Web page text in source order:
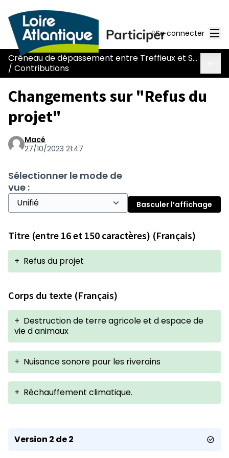
Se connecter
Créneau de dépassement entre Treffieux et Saint-Vincent-des-Landes
/ Contributions
Changements sur "Refus du
projet"
Macé
27/10/2023 21:47
Sélectionner le mode de
vue :
Basculer l’affichage
Titre (entre 16 et 150 caractères) (Français)
+ Refus du projet
Corps du texte (Français)
+ Destruction de terre agricole et d espace de
vie d animaux
+ Nuisance sonore pour les riverains
+ Réchauffement climatique.
Version 2 de 2